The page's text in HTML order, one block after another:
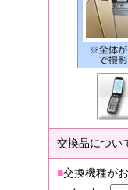
交換品につい
■交換機種が